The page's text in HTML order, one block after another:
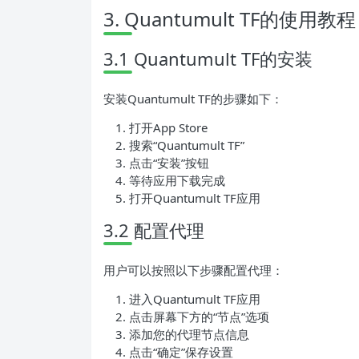
3. Quantumult TF的使用教程
3.1 Quantumult TF的安装
安装Quantumult TF的步骤如下：
打开App Store
搜索“Quantumult TF”
点击“安装”按钮
等待应用下载完成
打开Quantumult TF应用
3.2 配置代理
用户可以按照以下步骤配置代理：
进入Quantumult TF应用
点击屏幕下方的“节点”选项
添加您的代理节点信息
点击“确定”保存设置